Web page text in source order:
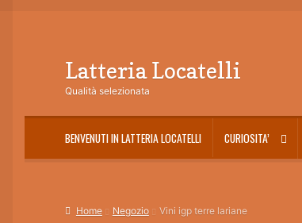
Vai
alla
Vai
al
Latteria Locatelli
Qualità selezionata
BENVENUTI IN LATTERIA LOCATELLI CURIOSITA’
Orari di aperturaORDINARE I FORMAGGI PRIVACY
Home Negozio Vini igp terre lariane